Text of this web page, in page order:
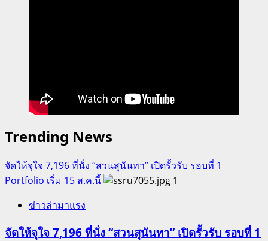
Trending News
จัดให้จุใจ 7,196 ที่นั่ง “สวนสุนันทา” เปิดรั้วรับ รอบที่ 1
Portfolio เริ่ม 15 ส.ค.นี้
1
ข่าวล่ามาแรง
จัดให้จุใจ 7,196 ที่นั่ง “สวนสุนันทา” เปิดรั้วรับ รอบที่ 1